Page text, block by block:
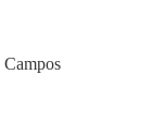
Campos